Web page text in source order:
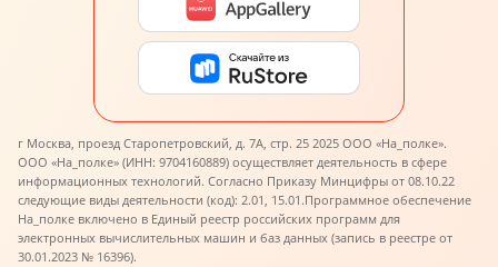
г Москва, проезд Старопетровский, д. 7А, стр. 25 2025 ООО «На_полке».
ООО «На_полке» (ИНН: 9704160889) осуществляет деятельность в сфере
информационных технологий. Согласно Приказу Минцифры от 08.10.22
следующие виды деятельности (код): 2.01, 15.01.Программное обеспечение
На_полке включено в Единый реестр российских программ для
электронных вычислительных машин и баз данных (запись в реестре от
30.01.2023 № 16396).